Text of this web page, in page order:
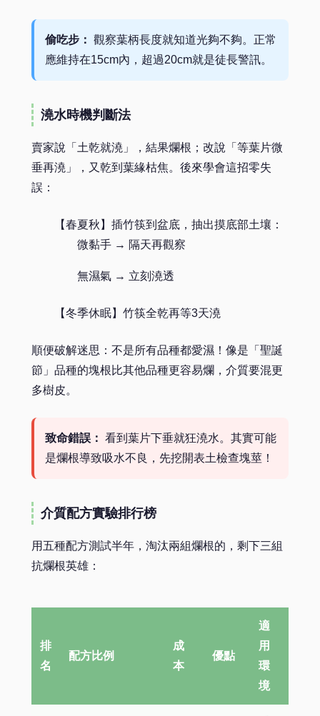
偷吃步： 觀察葉柄長度就知道光夠不夠。正常
應維持在15cm內，超過20cm就是徒長警訊。
澆水時機判斷法
賣家說「土乾就澆」，結果爛根；改說「等葉片微
垂再澆」，又乾到葉緣枯焦。後來學會這招零失
誤：
【春夏秋】插竹筷到盆底，抽出摸底部土壤：
微黏手 → 隔天再觀察
無濕氣 → 立刻澆透
【冬季休眠】竹筷全乾再等3天澆
順便破解迷思：不是所有品種都愛濕！像是「聖誕
節」品種的塊根比其他品種更容易爛，介質要混更
多樹皮。
致命錯誤： 看到葉片下垂就狂澆水。其實可能
是爛根導致吸水不良，先挖開表土檢查塊莖！
介質配方實驗排行榜
用五種配方測試半年，淘汰兩組爛根的，剩下三組
抗爛根英雄：
排
名
配方比例
成
本
優點
適
用
環
境